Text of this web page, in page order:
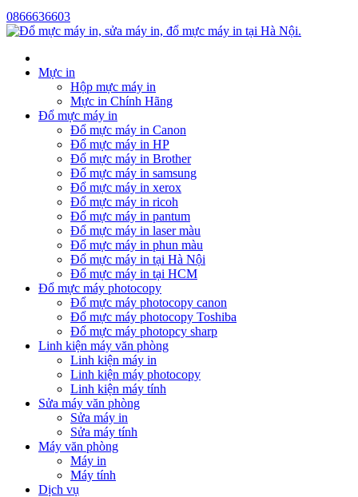
0866636603
Mực in
Hộp mực máy in
Mực in Chính Hãng
Đổ mực máy in
Đổ mực máy in Canon
Đổ mực máy in HP
Đổ mực máy in Brother
Đổ mực máy in samsung
Đổ mực máy in xerox
Đổ mực máy in ricoh
Đổ mực máy in pantum
Đổ mực máy in laser màu
Đổ mực máy in phun màu
Đổ mực máy in tại Hà Nội
Đổ mực máy in tại HCM
Đổ mực máy photocopy
Đổ mực máy photocopy canon
Đổ mực máy photocopy Toshiba
Đổ mực máy photopcy sharp
Linh kiện máy văn phòng
Linh kiện máy in
Linh kiện máy photocopy
Linh kiện máy tính
Sửa máy văn phòng
Sửa máy in
Sửa máy tính
Máy văn phòng
Máy in
Máy tính
Dịch vụ